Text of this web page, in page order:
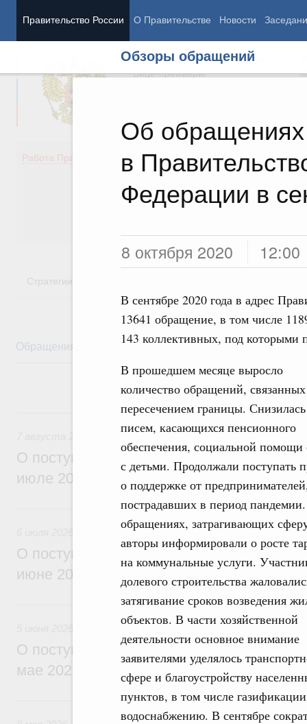
Правительство России О Правительстве Новости
Обзоры обращений
Об обращениях
в
Федерации в
8 октября 2020 12:00
В сентябре 2020 года в адрес
13641 обращение, в том числе
143 коллективных, под которыми
В прошедшем месяце выросло
количество обращений,
пересечением границы.
писем, касающихся пенсионного
обеспечения, социальной помощи
с детьми. Продолжали поступать
о поддержке от
пострадавших в период
обращениях, затрагивающих
авторы информировали о росте
на коммунальные услуги.
долевого строительства
затягивание сроков возведения
объектов. В части хозяйственной
деятельности основное внимание
заявителями уделялось
сфере и благоустройству
пунктов, в том числе
водоснабжению. В сентябре
Председатель Правительства
Вице-премьеры
Работа Правительства
Демография
Здоровье
Культура
Стратегии
Обращения Личный приём Правовая база
7 августа, пятница
О поступивших в Правительство
июле 2026 года обращениях граждан
6 июля, понедельник
О поступивших в Правительство
июне 2026 года обращениях граждан
5 июня, пятница
О поступивших в Правительство
мае 2026 года обращениях граждан
8 мая, пятница